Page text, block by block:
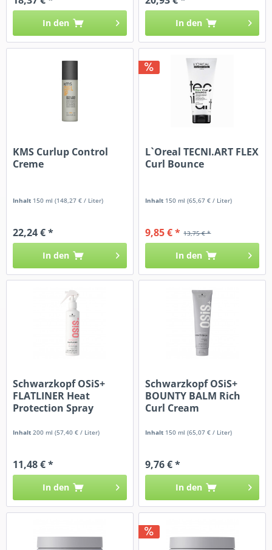
In den In den
KMS Curlup Control
Creme
Inhalt 150 ml(148,27 € / Liter)
22,24 € *
In den
L`Oreal TECNI.ART FLEX
Curl Bounce
Inhalt 150 ml(65,67 € / Liter)
13,75 € *
9,85 € *
In den
Schwarzkopf OSiS+
FLATLINER Heat
Protection Spray
Inhalt200 ml(57,40 € / Liter)
11,48 € *
In den
Schwarzkopf OSiS+
BOUNTY BALM Rich
Curl Cream
Inhalt 150 ml(65,07 € / Liter)
9,76 € *
In den